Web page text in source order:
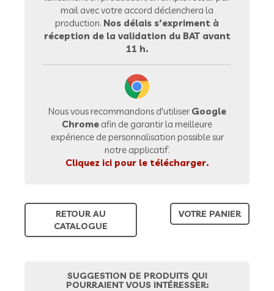
mail avec votre accord déclenchera la
production. Nos délais s’expriment à
réception de la validation du BAT avant
11 h.
Nous vous recommandons d'utiliserGoogle
Chrome afin de garantir la meilleure
expérience de personnalisation possible sur
notre applicatif.
Cliquez ici pour le télécharger.
RETOUR AU
CATALOGUE
VOTRE PANIER
SUGGESTION DE PRODUITS QUI
POURRAIENT VOUS INTÉRESSER: